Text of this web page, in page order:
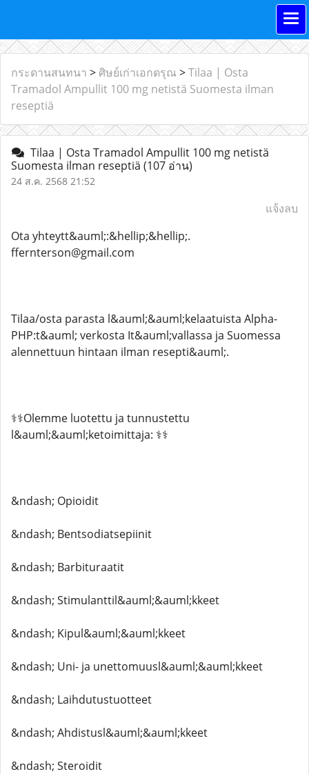
กระดานสนทนา > ศิษย์เก่าเอกดรุณ >Tilaa | Osta
Tramadol Ampullit 100 mg netistä Suomesta ilman
reseptiä
Tilaa | Osta Tramadol Ampullit 100 mg netistä
Suomesta ilman reseptiä (107 อ่าน)
24 ส.ค. 2568 21:52
แจ้งลบ
Ota yhteytt&auml;:&hellip;&hellip;.
ffernterson@gmail.com
Tilaa/osta parasta l&auml;&auml;kelaatuista Alpha-
PHP:t&auml; verkosta It&auml;vallassa ja Suomessa
alennettuun hintaan ilman resepti&auml;.
⚕️⚕️Olemme luotettu ja tunnustettu
l&auml;&auml;ketoimittaja: ⚕️⚕️
&ndash; Opioidit
&ndash; Bentsodiatsepiinit
&ndash; Barbituraatit
&ndash; Stimulanttil&auml;&auml;kkeet
&ndash; Kipul&auml;&auml;kkeet
&ndash; Uni- ja unettomuusl&auml;&auml;kkeet
&ndash; Laihdutustuotteet
&ndash; Ahdistusl&auml;&auml;kkeet
&ndash; Steroidit